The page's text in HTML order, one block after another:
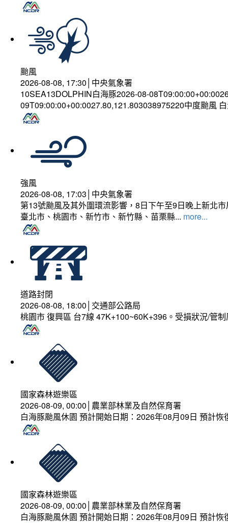
颱風
2026-08-08, 17:30│中央氣象署
10SEA13DOLPHIN白海豚2026-08-
09T09:00:00+00:0027.80,121.803038975220中度颱風
強風
2026-08-08, 17:03│中央氣象署
第13號颱風及其外圍環流影響，8日下午至9日晚上新北
臺北市、桃園市、新竹市、新竹縣、苗栗縣... more...
道路封閉
2026-08-08, 18:00│交通部公路局
桃園市 復興區 台7線 47K+100~60K+396。受損狀況/管
國家森林遊樂區
2026-08-09, 00:00│農業部林業及自然保育署
白海豚颱風休園 預計開始日期：2026年08月09日 預計
國家森林遊樂區
2026-08-09, 00:00│農業部林業及自然保育署
白海豚颱風休園 預計開始日期：2026年08月09日 預計